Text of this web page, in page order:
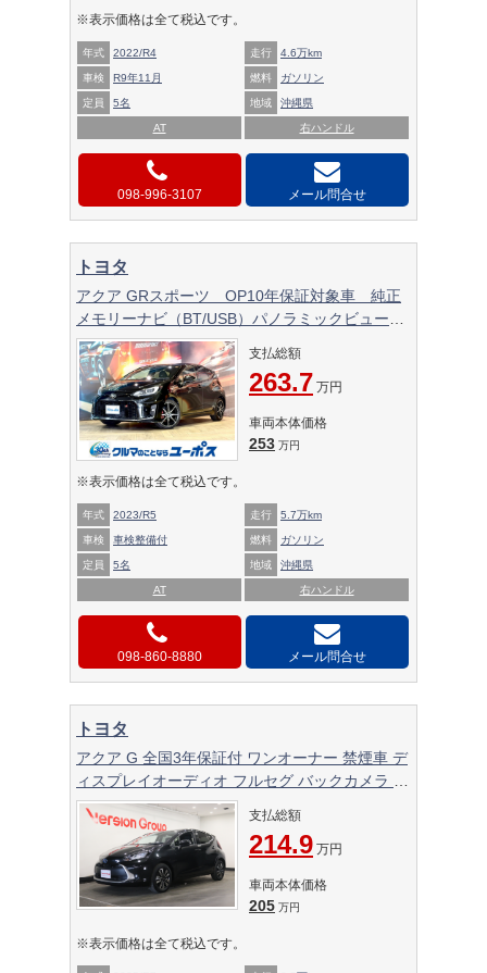
※表示価格は全て税込です。
年式 2022/R4 走行 4.6万km
車検 R9年11月 燃料 ガソリン
定員 5名 地域 沖縄県
AT 右ハンドル
098-996-3107 メール問合せ
トヨタ
アクア GRスポーツ OP10年保証対象車 純正
メモリーナビ（BT/USB）パノラミックビューモ
ニター トヨタセーフティーセンス HUD
BSM 前後ドライブレコーダー
支払総額
263.7 万円
車両本体価格
253 万円
※表示価格は全て税込です。
年式 2023/R5 走行 5.7万km
車検 車検整備付 燃料 ガソリン
定員 5名 地域 沖縄県
AT 右ハンドル
098-860-8880 メール問合せ
トヨタ
アクア G 全国3年保証付 ワンオーナー 禁煙車 デ
ィスプレイオーディオ フルセグ バックカメラ レ
ーダークルコン レーンアシスト 衝突被害軽減 シ
ートヒーター LEDライト LEDフォグ オートハイ
ビーム 15AW
支払総額
214.9 万円
車両本体価格
205 万円
※表示価格は全て税込です。